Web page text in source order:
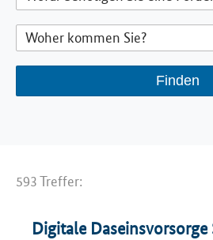
593 Treffer:
Digitale Daseinsvorsorge